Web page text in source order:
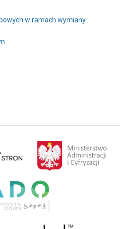
w ramach wymiany